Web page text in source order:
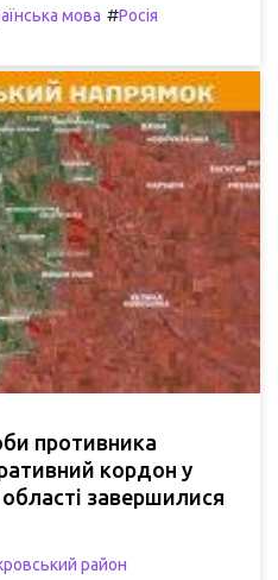
мова #Росія
противника
кордон у
завершилися
район